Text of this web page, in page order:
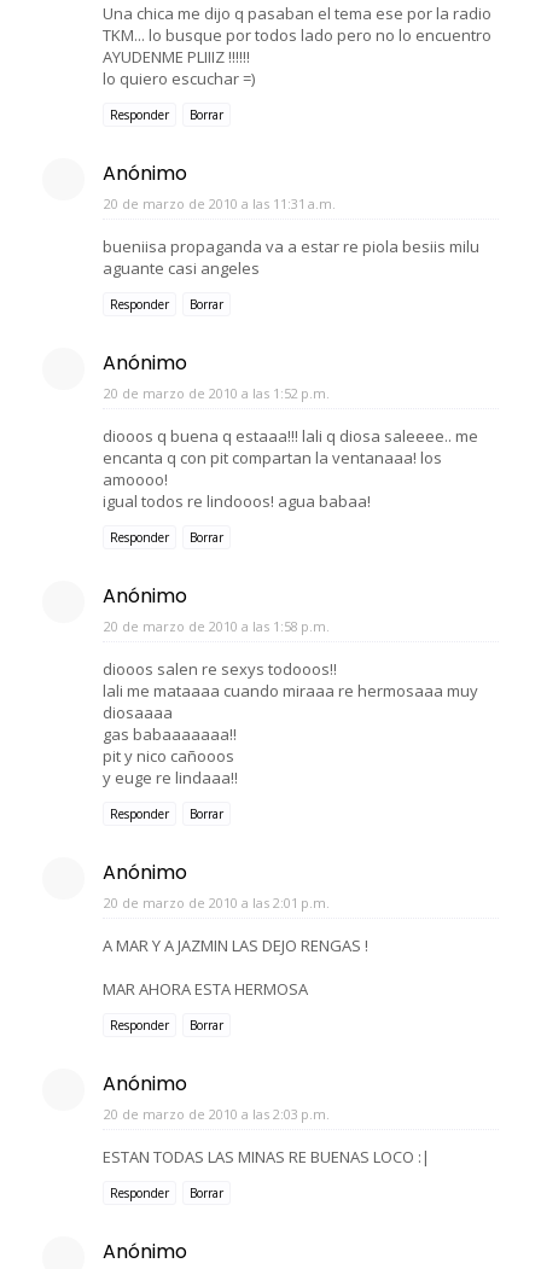
Una chica me dijo q pasaban el tema ese por la radio
TKM... lo busque por todos lado pero no lo encuentro
AYUDENME PLIIIZ !!!!!!
lo quiero escuchar =)
Responder Borrar
Anónimo
20 de marzo de 2010 a las 11:31 a.m.
bueniisa propaganda va a estar re piola besiis milu
aguante casi angeles
Responder Borrar
Anónimo
20 de marzo de 2010 a las 1:52 p.m.
diooos q buena q estaaa!!! lali q diosa saleeee.. me
encanta q con pit compartan la ventanaaa! los
amoooo!
igual todos re lindooos! agua babaa!
Responder Borrar
Anónimo
20 de marzo de 2010 a las 1:58 p.m.
diooos salen re sexys todooos!!
lali me mataaaa cuando miraaa re hermosaaa muy
diosaaaa
gas babaaaaaaa!!
pit y nico cañooos
y euge re lindaaa!!
Responder Borrar
Anónimo
20 de marzo de 2010 a las 2:01 p.m.
A MAR Y A JAZMIN LAS DEJO RENGAS !
MAR AHORA ESTA HERMOSA
Responder Borrar
Anónimo
20 de marzo de 2010 a las 2:03 p.m.
ESTAN TODAS LAS MINAS RE BUENAS LOCO :|
Responder Borrar
Anónimo